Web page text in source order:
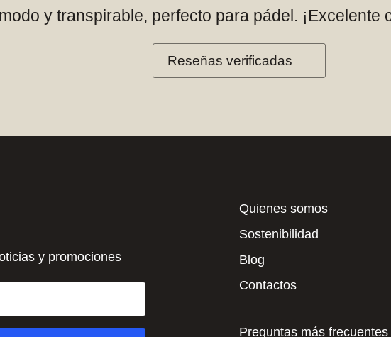
y transpirable, perfecto para pádel. ¡Excelente
Reseñas verificadas
y promociones
Quienes somos
Sostenibilidad
Blog
Contactos
Preguntas más frecuentes